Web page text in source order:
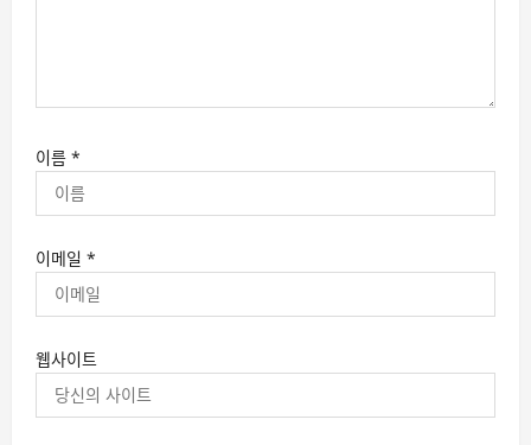
이름 *
이메일 *
웹사이트